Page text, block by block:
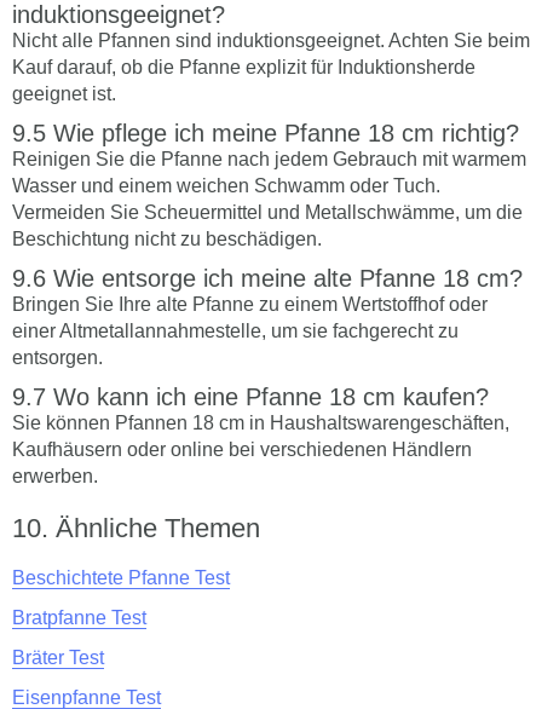
induktionsgeeignet?
Nicht alle Pfannen sind induktionsgeeignet. Achten Sie beim
Kauf darauf, ob die Pfanne explizit für Induktionsherde
geeignet ist.
Wie pflege ich meine Pfanne 18 cm richtig?
Reinigen Sie die Pfanne nach jedem Gebrauch mit warmem
Wasser und einem weichen Schwamm oder Tuch.
Vermeiden Sie Scheuermittel und Metallschwämme, um die
Beschichtung nicht zu beschädigen.
Wie entsorge ich meine alte Pfanne 18 cm?
Bringen Sie Ihre alte Pfanne zu einem Wertstoffhof oder
einer Altmetallannahmestelle, um sie fachgerecht zu
entsorgen.
Wo kann ich eine Pfanne 18 cm kaufen?
Sie können Pfannen 18 cm in Haushaltswarengeschäften,
Kaufhäusern oder online bei verschiedenen Händlern
erwerben.
Ähnliche Themen
Beschichtete Pfanne Test
Bratpfanne Test
Bräter Test
Eisenpfanne Test